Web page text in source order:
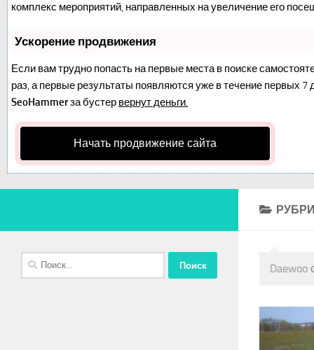
комплекс мероприятий, направленных на увеличение его
Ускорение продвижения
Если вам трудно попасть на первые места в поиске
раз, а первые результаты появляются уже в течение первых 7
SeoHammerза бустер вернут деньги.
Начать продвижение сайта
Daewoo
Найти: